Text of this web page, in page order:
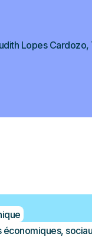
Lopes Cardozo,
économiques,